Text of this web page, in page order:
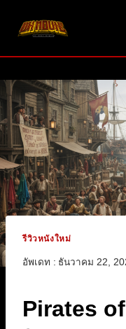
รีวิวหนังใหม่
อัพเดท : ธันวาคม 22,
Pirates